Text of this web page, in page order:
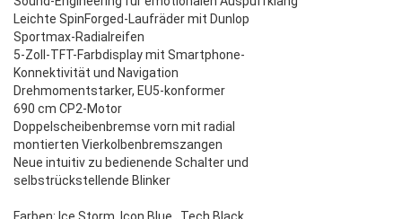
Leichte SpinForged-Laufräder mit Dunlop
Sportmax-Radialreifen
5-Zoll-TFT-Farbdisplay mit Smartphone-
Konnektivität und Navigation
Drehmomentstarker, EU5-konformer
690 cm CP2-Motor
Doppelscheibenbremse vorn mit radial
montierten Vierkolbenbremszangen
Neue intuitiv zu bedienende Schalter und
selbstrückstellende Blinker
Farben: Ice Storm, Icon Blue , Tech Black